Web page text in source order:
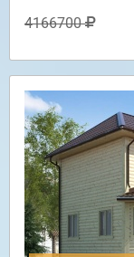
4166700